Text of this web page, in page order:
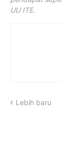
UU ITE.
Lebih baru